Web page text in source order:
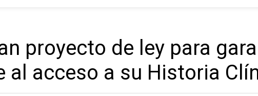
proyecto de ley para
al acceso a su Historia